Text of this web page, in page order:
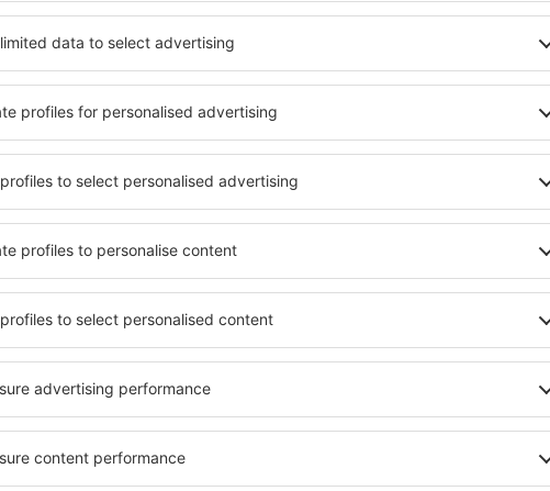
ônibus estão localizadas perto do terminal 1 e em frente de saguão de
Aeorporto-Dejvice e depois de metrô verde linha A. O tempo de viagem
de ônibus 100 Aeroportu-Zlicin e depois de metrô amarelo linha B.
para todo o tipo de transprte custa 30Kč. De ônibus AE se pode ainda
Os pasaageiros que depois continuam a viagem de SC PENDOLINO
hora.
usar os táxis quaisquer estacionados em frente do terminal do
o preço antes da viagem. Segundo os regulamentos todos os táxis
ter um sticker com número de identificação, nome da empresa, taxa
de pagamento pela “entrada”. O cliente deveria receber do taxista o
condizer com as taxas indicadas. O mias seguro é telefonar a
aproximadamente 20 minutos.
geográficas para os sistemas de navegação de viaturas GPS:
14°16'01"E
do norte ao aeroporto se realiza pela estrada R7 que sobe da